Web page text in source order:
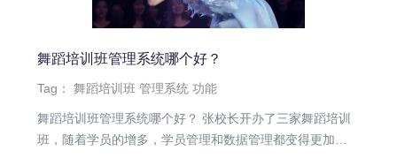
舞蹈培训班管理系统哪个好？
Tag：舞蹈培训班 管理系统 功能
舞蹈培训班管理系统哪个好？ 张校长开办了三家舞蹈培训
班，随着学员的增多，学员管理和数据管理都变得更加困